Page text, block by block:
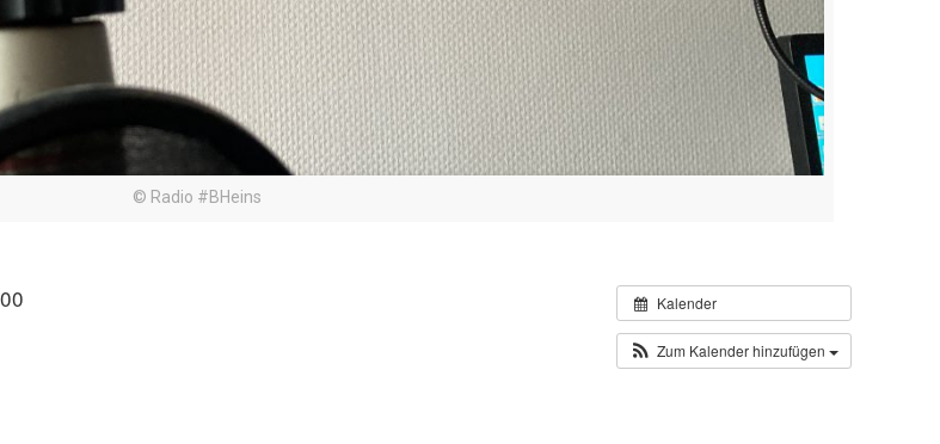
© Radio #BHeins
Kalender
Zum Kalender hinzufügen